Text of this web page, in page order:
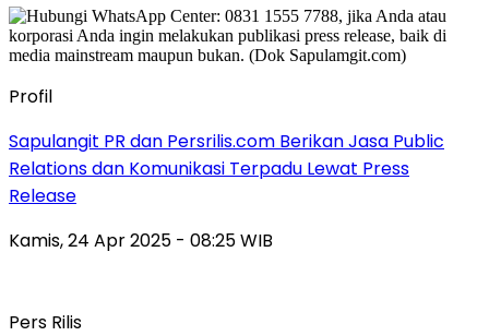
Profil
Sapulangit PR dan Persrilis.com Berikan Jasa Public
Relations dan Komunikasi Terpadu Lewat Press
Release
Kamis, 24 Apr 2025 - 08:25 WIB
Pers Rilis